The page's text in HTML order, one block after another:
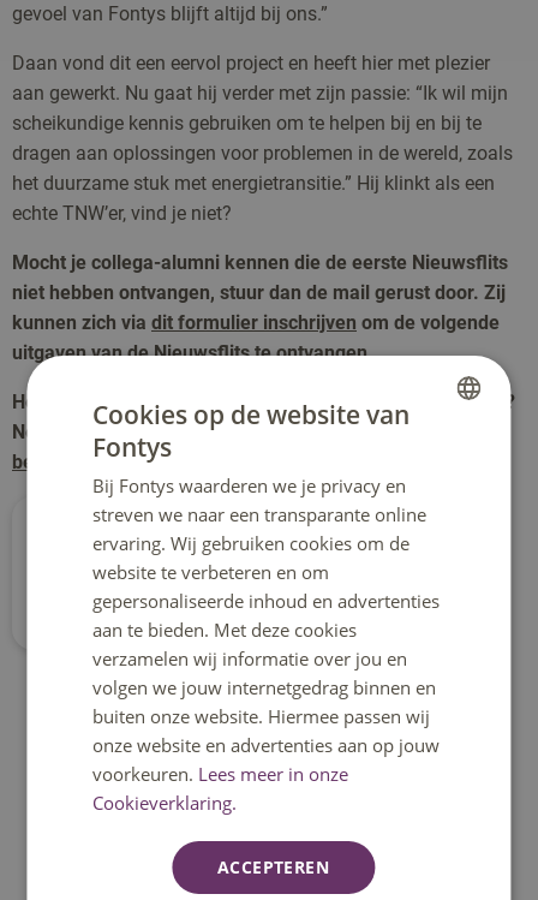
gevoel van Fontys blijft altijd bij ons.”
Daan vond dit een eervol project en heeft hier met plezier
aan gewerkt. Nu gaat hij verder met zijn passie: “Ik wil mijn
scheikundige kennis gebruiken om te helpen bij en bij te
dragen aan oplossingen voor problemen in de wereld, zoals
het duurzame stuk met energietransitie.” Hij klinkt als een
echte TNW’er, vind je niet?
Mocht je collega-alumni kennen die de eerste Nieuwsflits
niet hebben ontvangen, stuur dan de mail gerust door. Zij
kunnen zich via dit formulier inschrijven om de volgende
uitgaven van de Nieuwsflits te ontvangen.
Heb jij nog een leuk idee voor in de volgende nieuwsbrief?
Neem dan gerust contact met ons op via tnw-alumni-
beleid@fontys.nl .
Terug naar het overzicht
Het klantcontactcentrum helpt je graag verder.
Cookies op de website van
Fontys
Bij Fontys waarderen we je privacy en
streven we naar een transparante online
ervaring. Wij gebruiken cookies om de
website te verbeteren en om
gepersonaliseerde inhoud en advertenties
aan te bieden. Met deze cookies
verzamelen wij informatie over jou en
volgen we jouw internetgedrag binnen en
buiten onze website. Hiermee passen wij
onze website en advertenties aan op jouw
voorkeuren. Lees meer in onze
Cookieverklaring.
ACCEPTEREN